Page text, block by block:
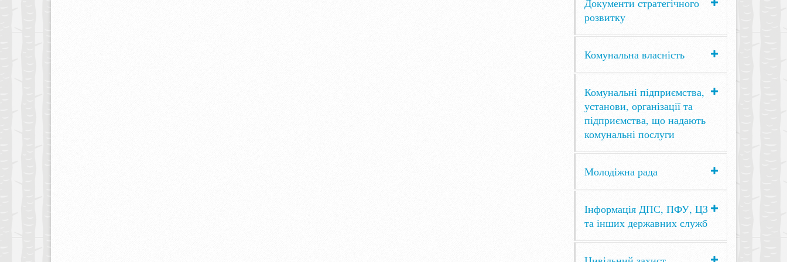
Документи стратегічного
розвитку
Комунальна власність
Комунальні підприємства,
установи, організації та
підприємства, що надають
комунальні послуги
Молодіжна рада
Інформація ДПС, ПФУ, ЦЗ
та інших державних служб